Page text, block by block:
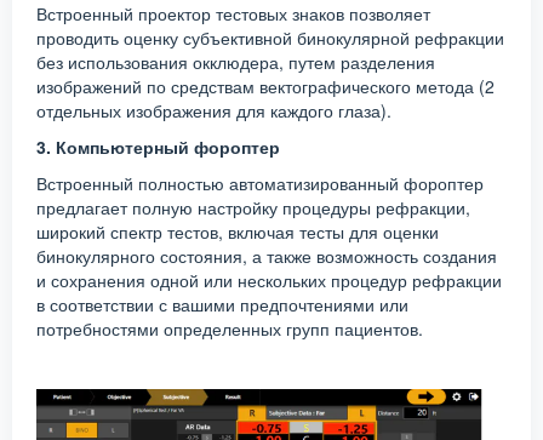
Встроенный проектор тестовых знаков позволяет
проводить оценку субъективной бинокулярной рефракции
без использования окклюдера, путем разделения
изображений по средствам вектографического метода (2
отдельных изображения для каждого глаза).
3. Компьютерный фороптер
Встроенный полностью автоматизированный фороптер
предлагает полную настройку процедуры рефракции,
широкий спектр тестов, включая тесты для оценки
бинокулярного состояния, а также возможность создания
и сохранения одной или нескольких процедур рефракции
в соответствии с вашими предпочтениями или
потребностями определенных групп пациентов.